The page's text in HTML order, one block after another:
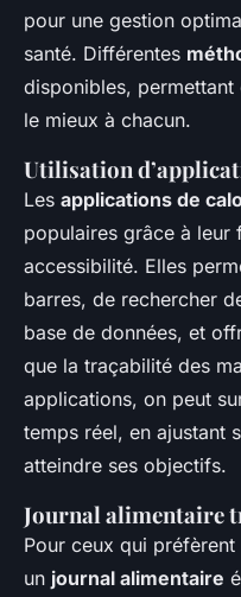
pour une gestion
santé. Différentes
disponibles,
le mieux à chacun.
Utilisation
Les applications de
populaires grâce à leur
accessibilité. Elles
barres, de rechercher
base de données, et
que la traçabilité des
applications, on peut
temps réel, en ajustant
atteindre ses objectifs.
Journal alimentaire
Pour ceux qui
un journal alimentaire